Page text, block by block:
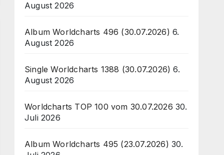
August 2026
Album Worldcharts 496 (30.07.2026) 6.
August 2026
Single Worldcharts 1388 (30.07.2026) 6.
August 2026
Worldcharts TOP 100 vom 30.07.2026 30.
Juli 2026
Album Worldcharts 495 (23.07.2026) 30.